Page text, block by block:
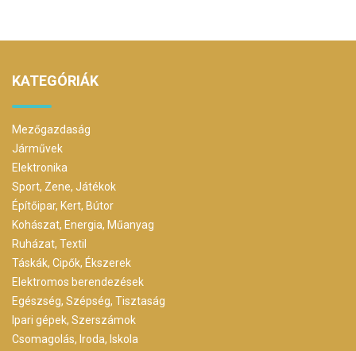
KATEGÓRIÁK
Mezőgazdaság
Járművek
Elektronika
Sport, Zene, Játékok
Építőipar, Kert, Bútor
Kohászat, Energia, Műanyag
Ruházat, Textil
Táskák, Cipők, Ékszerek
Elektromos berendezések
Egészség, Szépség, Tisztaság
Ipari gépek, Szerszámok
Csomagolás, Iroda, Iskola